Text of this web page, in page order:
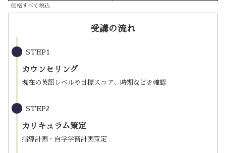
価格すべて税込
受講の流れ
STEP1
カウンセリング
現在の英語レベルや目標スコア、時期などを確認
STEP2
カリキュラム策定
指導計画・自学学習計画策定